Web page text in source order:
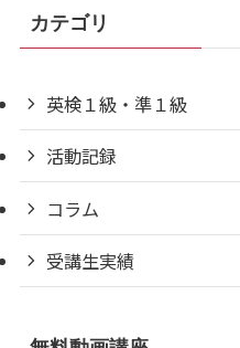
カテゴリ
英検１級・準１級
活動記録
コラム
受講生実績